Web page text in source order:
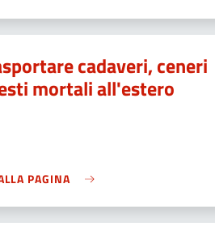
cadaveri, ceneri
mortali all'estero
PAGINA